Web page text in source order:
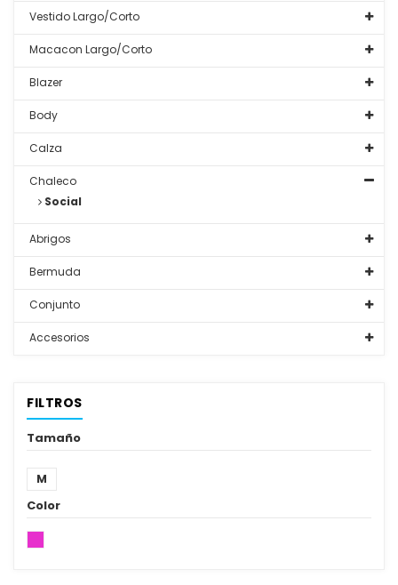
Vestido Largo/Corto
Macacon Largo/Corto
Blazer
Body
Calza
Chaleco
Social
Abrigos
Bermuda
Conjunto
Accesorios
FILTROS
Tamaño
M
Color